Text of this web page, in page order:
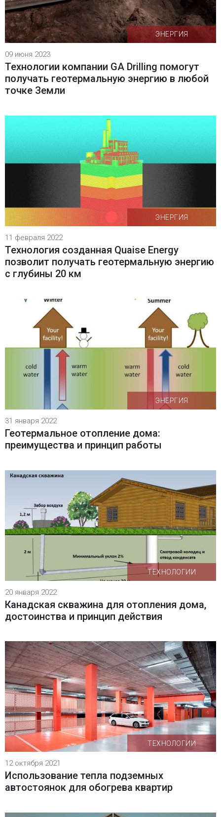
ЭНЕРГИЯ
09 июня 2023
Технологии компании GA Drilling помогут
получать геотермальную энергию в любой
точке Земли
ЭНЕРГИЯ
11 февраля 2022
Технология созданная Quaise Energy
позволит получать геотермальную энергию
с глубины 20 км
ЭНЕРГИЯ
31 января 2022
Геотермальное отопление дома:
преимущества и принцип работы
ТЕХНОЛОГИИ
20 января 2022
Канадская скважина для отопления дома,
достоинства и принцип действия
ТЕХНОЛОГИИ
12 октября 2021
Использование тепла подземных
автостоянок для обогрева квартир